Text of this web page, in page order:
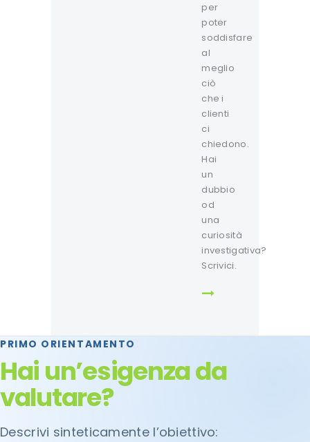
per
poter
soddisfare
al
meglio
ciò
che i
clienti
ci
chiedono.
Hai
un
dubbio
od
una
curiosità
investigativa?
Scrivici.
PRIMO ORIENTAMENTO
Hai un’esigenza da
valutare?
Descrivi sinteticamente l’obiettivo: